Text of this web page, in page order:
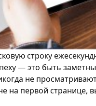
строку
— это быть
не
на первой странице,